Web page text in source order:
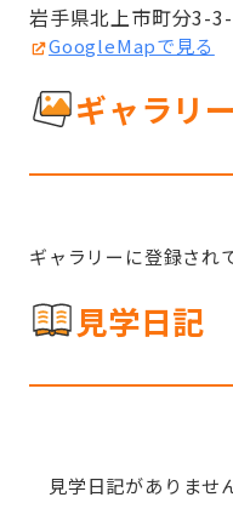
岩手県北上市町分3-
GoogleMapで見る
ギャラリー
ギャラリーに登録され
見学日記
見学日記がありませ